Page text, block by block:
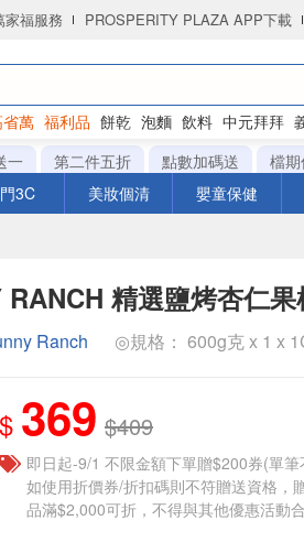
家福服務 PROSPERITY PLAZA APP下載
萬 福利品 餅乾 泡麵 飲料 中元拜拜
一 第二件五折 點數加碼送 檔
3C 美妝個清 嬰童保健
RANCH 精選鹽烤杏仁果
Ranch ◎規格： 600g克 x 1 x
$ 369 $409
即日起-9/1 不限金額下單贈$200券(單
如使用折價券/折扣碼則不符贈送資格，
品滿$2,000可折，不得與其他優惠活動